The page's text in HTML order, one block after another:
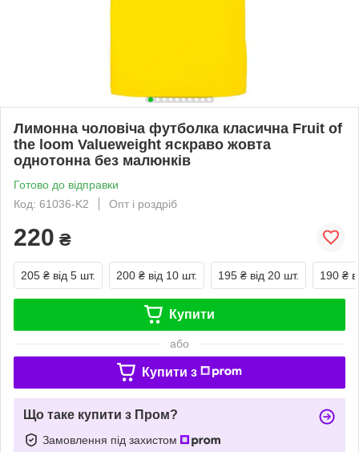
Лимонна чоловіча футболка класична Fruit of
the loom Valueweight яскраво жовта
однотонна без малюнків
Готово до відправки
Код: 61036-K2
Опт і роздріб
220 ₴
205 ₴ від 5 шт. 200 ₴ від 10 шт. 195 ₴ від 20 шт. 190 ₴
Купити
або
Купити з
Що таке купити з Пром?
Замовлення під захистом